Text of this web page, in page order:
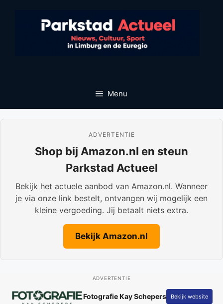
Menu
ADVERTENTIE
Shop bij Amazon.nl en steun
Parkstad Actueel
Bekijk het actuele aanbod van Amazon.nl. Wanneer
je via onze link bestelt, ontvangen wij mogelijk een
kleine vergoeding. Jij betaalt niets extra.
Bekijk Amazon.nl
ADVERTENTIE
Only by Kamilla Bekijk website